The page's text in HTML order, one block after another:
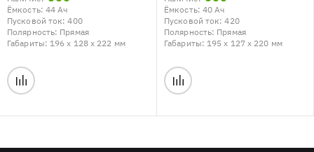
Ёмкость: 44 Ач
Пусковой ток:400
Полярность: Прямая
Габариты: 196 x 128 x 222 мм
Ёмкость: 40 Ач
Пусковой ток:420
Полярность: Прямая
Габариты: 195 x 127 x 220 мм